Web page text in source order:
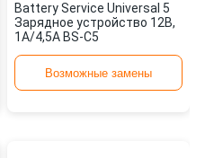
Battery Service Universal 5
Зарядное устройство 12В,
1А/4,5А BS-C5
Возможные замены